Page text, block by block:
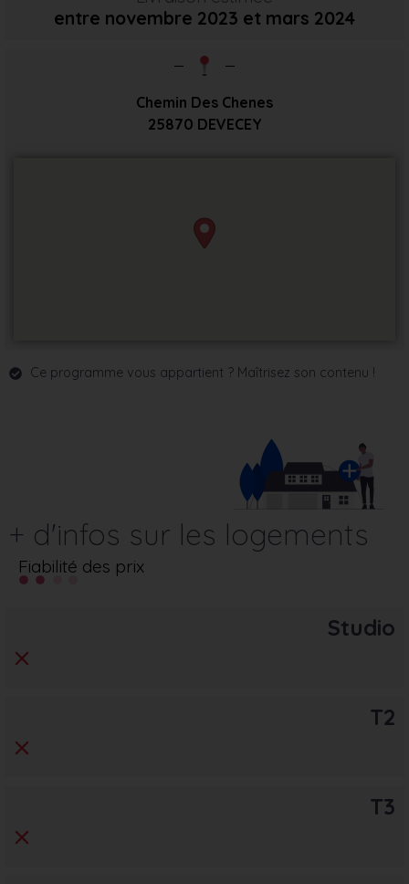
entre novembre 2023 et mars 2024
Chemin Des Chenes
25870 DEVECEY
Ce programme vous appartient ? Maîtrisez son contenu !
+ d'infos sur les logements
Fiabilité des prix
Studio
T2
T3